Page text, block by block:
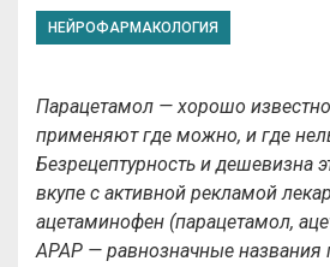
НЕЙРОФАРМАКОЛОГИЯ
Парацетамол — хорошо
применяют где можно, и где
Безрецептурность и дешевизна
вкупе с активной рекламой
ацетаминофен (парацетамол,
APAP — равнозначные названия